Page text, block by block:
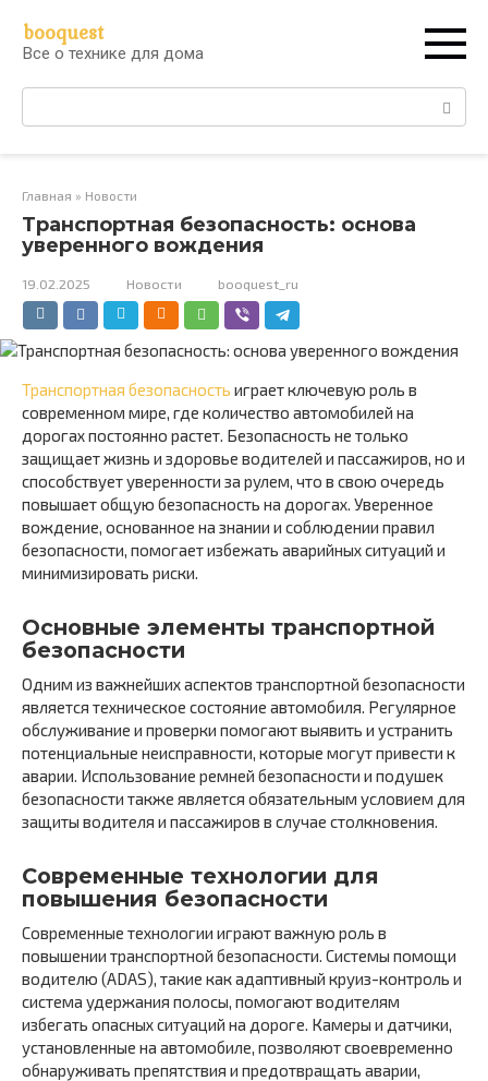
контенту
booquest
Все о технике для дома
Поиск:
Главная » Новости
Транспортная безопасность: основа
уверенного вождения
19.02.2025 Новости booquest_ru
Транспортная безопасность играет ключевую роль в
современном мире, где количество автомобилей на
дорогах постоянно растет. Безопасность не только
защищает жизнь и здоровье водителей и пассажиров, но и
способствует уверенности за рулем, что в свою очередь
повышает общую безопасность на дорогах. Уверенное
вождение, основанное на знании и соблюдении правил
безопасности, помогает избежать аварийных ситуаций и
минимизировать риски.
Основные элементы транспортной
безопасности
Одним из важнейших аспектов транспортной безопасности
является техническое состояние автомобиля. Регулярное
обслуживание и проверки помогают выявить и устранить
потенциальные неисправности, которые могут привести к
аварии. Использование ремней безопасности и подушек
безопасности также является обязательным условием для
защиты водителя и пассажиров в случае столкновения.
Современные технологии для
повышения безопасности
Современные технологии играют важную роль в
повышении транспортной безопасности. Системы помощи
водителю (ADAS), такие как адаптивный круиз-контроль и
система удержания полосы, помогают водителям
избегать опасных ситуаций на дороге. Камеры и датчики,
установленные на автомобиле, позволяют своевременно
обнаруживать препятствия и предотвращать аварии,